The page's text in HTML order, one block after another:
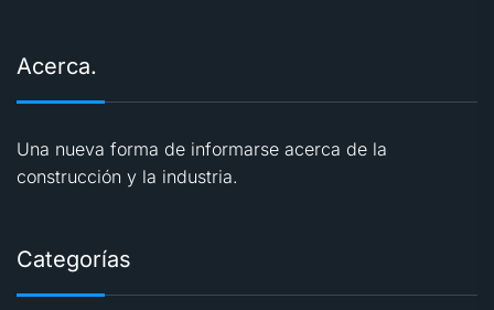
Acerca.
Una nueva forma de informarse acerca de la
construcción y la industria.
Categorías